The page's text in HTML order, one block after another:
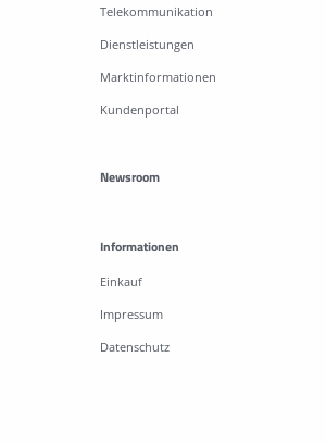
Telekommunikation
Dienstleistungen
Marktinformationen
Kundenportal
Newsroom
Informationen
Einkauf
Impressum
Datenschutz